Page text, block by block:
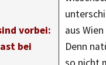
vorbei:
bei
aus
Denn